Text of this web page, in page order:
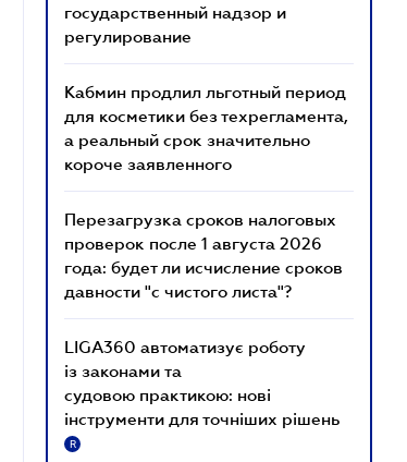
государственный надзор и
регулирование
Кабмин продлил льготный период
для косметики без техрегламента,
а реальный срок значительно
короче заявленного
Перезагрузка сроков налоговых
проверок после 1 августа 2026
года: будет ли исчисление сроков
давности "с чистого листа"?
LIGA360 автоматизує роботу
із законами та
судовою практикою: нові
інструменти для точніших рішень
R